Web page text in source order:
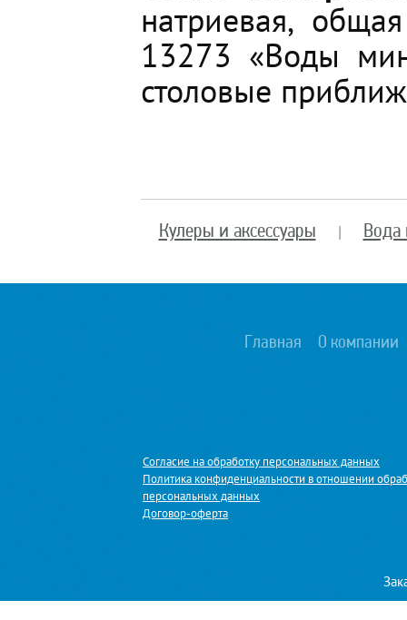
натриевая,
13273 «Воды
столовые
Кулеры и аксессуары Вода
Главная О компании
Согласие на обработку персональных данных
Политика конфиденциальности в отношении
персональных данных
Договор-оферта